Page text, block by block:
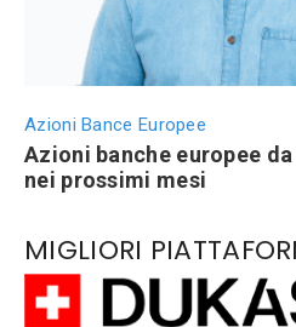
Azioni Bance Europee
Azioni banche europee
nei prossimi mesi
MIGLIORI